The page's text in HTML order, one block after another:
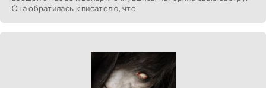
Она обратилась к писателю, что